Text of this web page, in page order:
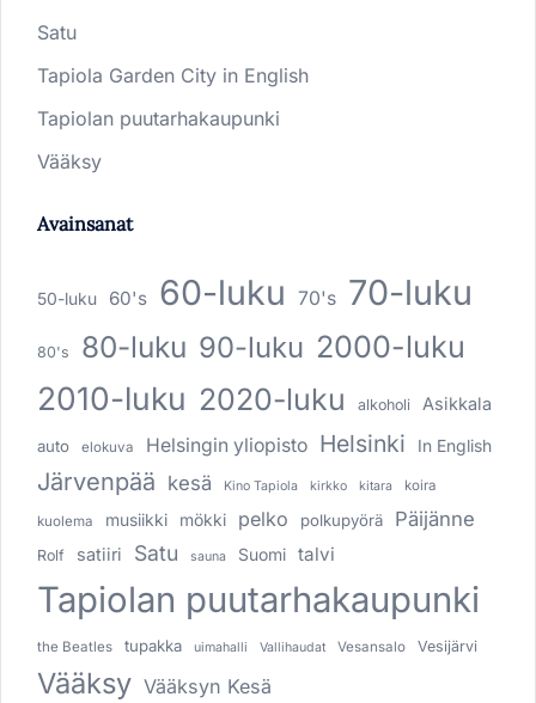
Satu
Tapiola Garden City in English
Tapiolan puutarhakaupunki
Vääksy
Avainsanat
50-luku 60's 60-luku 70's 70-luku
80's 80-luku 90-luku 2000-luku
2010-luku 2020-luku alkoholi Asikkala
auto elokuva Helsingin yliopisto Helsinki In English
Järvenpää kesä Kino Tapiola kirkko kitara koira
kuolema musiikki mökki pelko polkupyörä Päijänne
Rolf satiiri Satu sauna Suomi talvi
Tapiolan puutarhakaupunki
the Beatles tupakka uimahalli Vallihaudat Vesansalo Vesijärvi
Vääksy Vääksyn Kesä